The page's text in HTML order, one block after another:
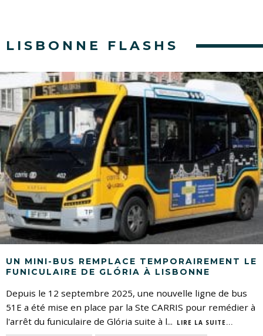
LISBONNE FLASHS
UN MINI-BUS REMPLACE TEMPORAIREMENT LE
FUNICULAIRE DE GLÓRIA À LISBONNE
Depuis le 12 septembre 2025, une nouvelle ligne de bus
51E a été mise en place par la Ste CARRIS pour remédier à
l'arrêt du funiculaire de Glória suite à l... LIRE LA SUITE...